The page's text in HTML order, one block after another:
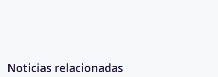
Noticias relacionadas